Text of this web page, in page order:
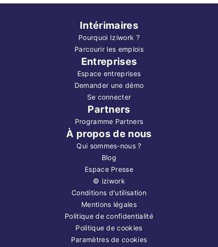
Intérimaires
Pourquoi Iziwork ?
Parcourir les emplois
Entreprises
Espace entreprises
Demander une démo
Se connecter
Partners
Programme Partners
À propos de nous
Qui sommes-nous ?
Blog
Espace Presse
© iziwork
Conditions d'utilisation
Mentions légales
Politique de confidentialité
Politique de cookies
Paramètres de cookies